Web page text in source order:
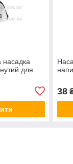
насадка
для
38